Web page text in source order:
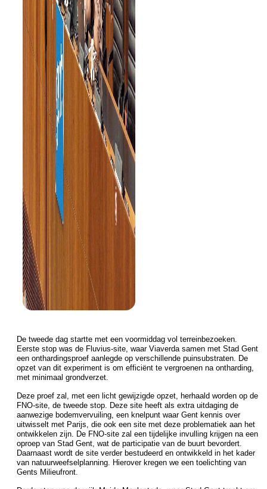
De tweede dag startte met een voormiddag vol terreinbezoeken.
Eerste stop was de Fluvius-site, waar Viaverda samen met Stad Gent
een onthardingsproef aanlegde op verschillende puinsubstraten. De
opzet van dit experiment is om efficiënt te vergroenen na ontharding,
met minimaal grondverzet.
Deze proef zal, met een licht gewijzigde opzet, herhaald worden op de
FNO-site, de tweede stop. Deze site heeft als extra uitdaging de
aanwezige bodemvervuiling, een knelpunt waar Gent kennis over
uitwisselt met Parijs, die ook een site met deze problematiek aan het
ontwikkelen zijn. De FNO-site zal een tijdelijke invulling krijgen na een
oproep van Stad Gent, wat de participatie van de buurt bevordert.
Daarnaast wordt de site verder bestudeerd en ontwikkeld in het kader
van natuurweefselplanning. Hierover kregen we een toelichting van
Gents Milieufront.